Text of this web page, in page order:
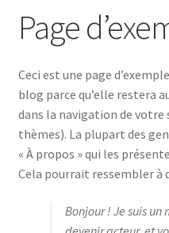
Boutique
Mon compte
Page d’exemple
Panier
Page
Ceci est une page
blog parce qu’elle restera
dans la navigation de
thèmes). La plupart des
« À propos » qui les
Cela pourrait ressembler à
Bonjour ! Je suis